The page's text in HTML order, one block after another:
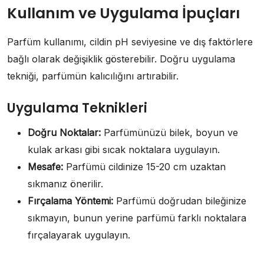
Kullanım ve Uygulama İpuçları
Parfüm kullanımı, cildin pH seviyesine ve dış faktörlere
bağlı olarak değişiklik gösterebilir. Doğru uygulama
tekniği, parfümün kalıcılığını artırabilir.
Uygulama Teknikleri
Doğru Noktalar: Parfümünüzü bilek, boyun ve
kulak arkası gibi sıcak noktalara uygulayın.
Mesafe: Parfümü cildinize 15-20 cm uzaktan
sıkmanız önerilir.
Fırçalama Yöntemi: Parfümü doğrudan bileğinize
sıkmayın, bunun yerine parfümü farklı noktalara
fırçalayarak uygulayın.